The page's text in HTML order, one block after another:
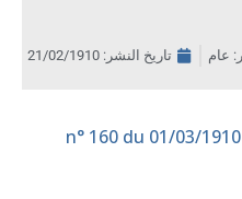
عام تاريخ النشر: 21/02/1910